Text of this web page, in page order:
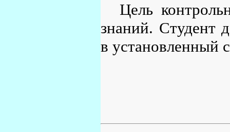
Цель
знаний. Студент
в установленный